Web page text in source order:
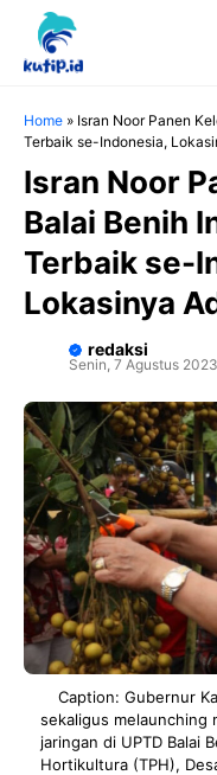
Langsung
Home » Isran Noor Panen
Terbaik se-Indonesia,
Isran Noor
Balai Benih
Terbaik se-
Lokasinya
redaksi
Senin, 7 Agustus 2023
Caption: Gubernur
sekaligus melaunching
jaringan di UPTD Balai
Hortikultura (TPH),